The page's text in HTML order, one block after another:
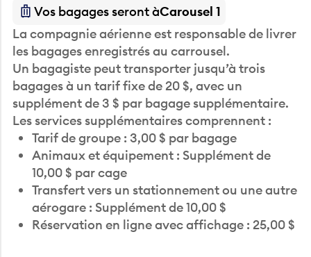
Vos bagages seront àCarousel 1
La compagnie aérienne est responsable de livrer
les bagages enregistrés au carrousel.
Un bagagiste peut transporter jusqu’à trois
bagages à un tarif fixe de 20 $, avec un
supplément de 3 $ par bagage supplémentaire.
Les services supplémentaires comprennent :
Tarif de groupe : 3,00 $ par bagage
Animaux et équipement : Supplément de
10,00 $ par cage
Transfert vers un stationnement ou une autre
aérogare : Supplément de 10,00 $
Réservation en ligne avec affichage : 25,00 $